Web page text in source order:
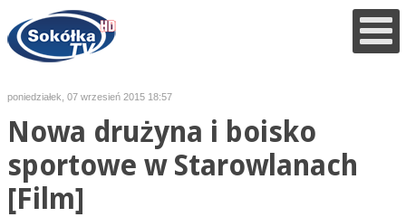
poniedziałek, 07 wrzesień 2015 18:57
Nowa drużyna i boisko
sportowe w Starowlanach
[Film]